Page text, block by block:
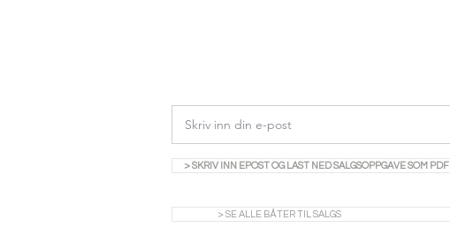
> SKRIV INN EPOST OG LAST NED SALGSOPPGAVE SOM PDF
> SE ALLE BÅTER TIL SALGS